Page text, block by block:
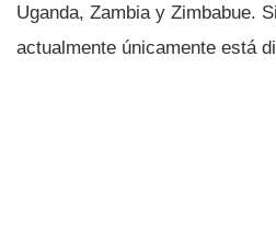
Uganda, Zambia y Zimbabue.
actualmente únicamente está